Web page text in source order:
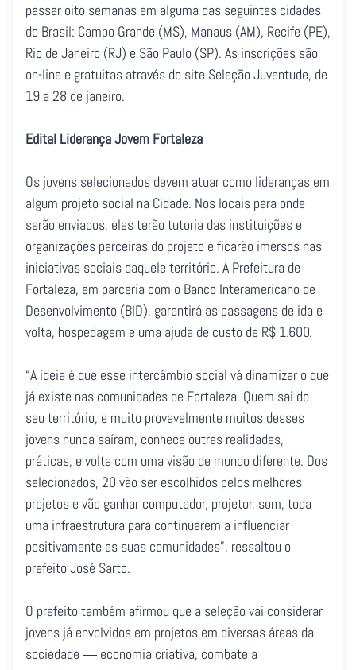
passar oito semanas em alguma das seguintes cidades
do Brasil: Campo Grande (MS), Manaus (AM), Recife (PE),
Rio de Janeiro (RJ) e São Paulo (SP). As inscrições são
on-line e gratuitas através do site Seleção Juventude, de
19 a 28 de janeiro.
Edital Liderança Jovem Fortaleza
Os jovens selecionados devem atuar como lideranças em
algum projeto social na Cidade. Nos locais para onde
serão enviados, eles terão tutoria das instituições e
organizações parceiras do projeto e ficarão imersos nas
iniciativas sociais daquele território. A Prefeitura de
Fortaleza, em parceria com o Banco Interamericano de
Desenvolvimento (BID), garantirá as passagens de ida e
volta, hospedagem e uma ajuda de custo de R$ 1.600.
“A ideia é que esse intercâmbio social vá dinamizar o que
já existe nas comunidades de Fortaleza. Quem sai do
seu território, e muito provavelmente muitos desses
jovens nunca saíram, conhece outras realidades,
práticas, e volta com uma visão de mundo diferente. Dos
selecionados, 20 vão ser escolhidos pelos melhores
projetos e vão ganhar computador, projetor, som, toda
uma infraestrutura para continuarem a influenciar
positivamente as suas comunidades”, ressaltou o
prefeito José Sarto.
O prefeito também afirmou que a seleção vai considerar
jovens já envolvidos em projetos em diversas áreas da
sociedade ― economia criativa, combate a